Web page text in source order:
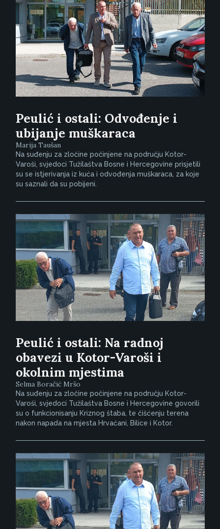
Peulić i ostali: Odvođenje i
ubijanje muškaraca
Marija Taušan
Na suđenju za zločine počinjene na području Kotor-
Varoši, svjedoci Tužilaštva Bosne i Hercegovine prisjetili
su se istjerivanja iz kuća i odvođenja muškaraca, za koje
su saznali da su pobijeni.
Peulić i ostali: Na radnoj
obavezi u Kotor-Varoši i
okolnim mjestima
Selma Boračić Mršo
Na suđenju za zločine počinjene na području Kotor-
Varoši, svjedoci Tužilaštva Bosne i Hercegovine govorili
su o funkcionisanju Kriznog štaba, te čišćenju terena
nakon napada na mjesta Hrvaćani, Bilice i Kotor.